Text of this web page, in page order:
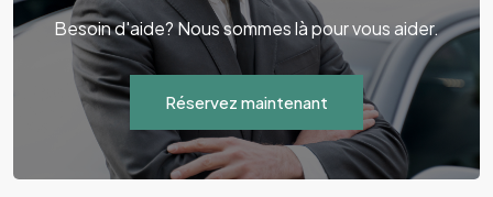
Besoin d'aide? Nous sommes là pour vous aider.
Réservez maintenant